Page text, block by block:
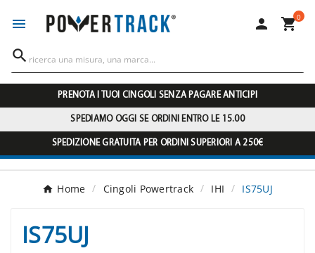
  0

PRENOTA I TUOI CINGOLI SENZA PAGARE ANTICIPI
SPEDIAMO OGGI SE ORDINI ENTRO LE 15.00
SPEDIZIONE GRATUITA PER ORDINI SUPERIORI A 250€
Home Cingoli Powertrack IHI IS75UJ
IS75UJ